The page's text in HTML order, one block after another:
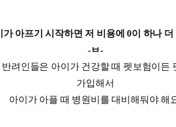
가 아프기 시작하면 저 비용에 0이 하나 더
-ㅂ-
반려인들은 아이가 건강할 때 펫보험이든
가입해서
아이가 아플 때 병원비를 대비해둬야 해